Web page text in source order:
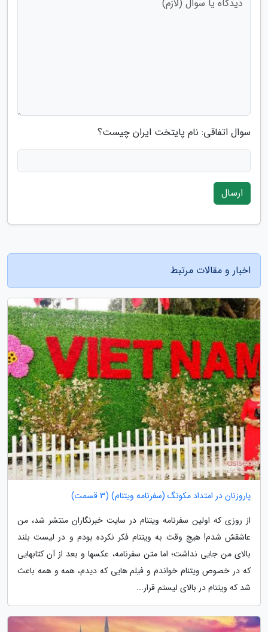
سوال اتفاقی: نام پایتخت ایران چیست؟
ارسال
اخبار و مقالات مرتبط
پاروزنان در امتداد مکونگ (سفرنامه ویتنام) (3 قسمت)
از روزی که اولین سفرنامه ویتنام در سایت خبرنگاران منتشر شد، من
عاشقش شدم! هیچ وقت به ویتنام فکر نکرده بودم و در لیست بلند
بالای من جایی نداشت؛ اما متن سفرنامه، عکسها و بعد از آن کتابهایی
که در خصوص ویتنام خواندم و فیلم هایی که دیدم، همه و همه باعث
شد که ویتنام در بالای لیستم قرار...